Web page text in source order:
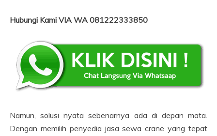
Hubungi Kami VIA WA 081222333850
Namun, solusi nyata sebenarnya ada di depan mata.
Dengan memilih penyedia jasa sewa crane yang tepat